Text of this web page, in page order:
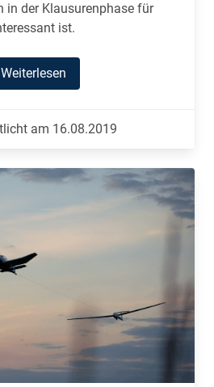
in der Klausurenphase für
ist.
Weiterlesen
am 16.08.2019